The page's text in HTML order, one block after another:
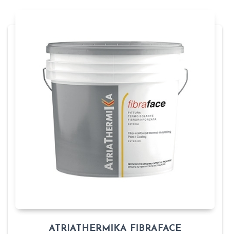
ATRIATHERMIKA FIBRAFACE